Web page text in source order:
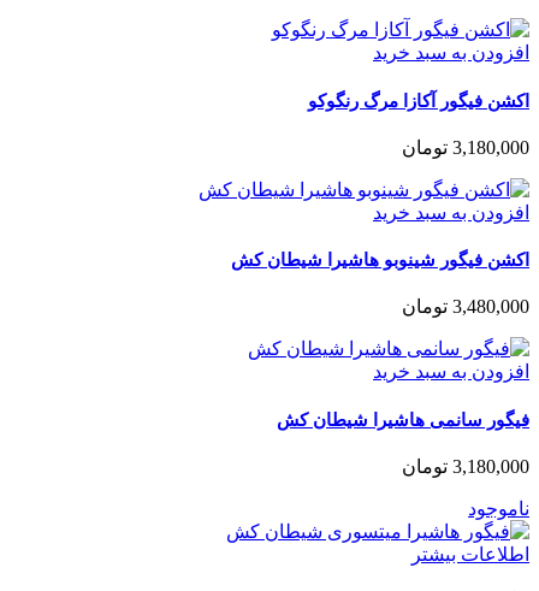
افزودن به سبد خرید
اکشن فیگور آکازا مرگ رنگوکو
3,180,000 تومان
افزودن به سبد خرید
اکشن فیگور شینوبو هاشیرا شیطان کش
3,480,000 تومان
افزودن به سبد خرید
فیگور سانمی هاشیرا شیطان کش
3,180,000 تومان
ناموجود
اطلاعات بیشتر